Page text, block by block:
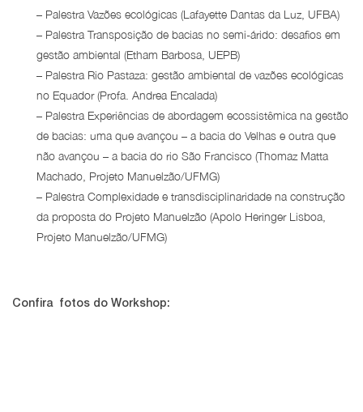
– Palestra Vazões ecológicas (Lafayette Dantas da Luz, UFBA)
– Palestra Transposição de bacias no semi-árido: desafios em
gestão ambiental (Etham Barbosa, UEPB)
– Palestra Rio Pastaza: gestão ambiental de vazões ecológicas
no Equador (Profa. Andrea Encalada)
– Palestra Experiências de abordagem ecossistêmica na gestão
de bacias: uma que avançou – a bacia do Velhas e outra que
não avançou – a bacia do rio São Francisco (Thomaz Matta
Machado, Projeto Manuelzão/UFMG)
– Palestra Complexidade e transdisciplinaridade na construção
da proposta do Projeto Manuelzão (Apolo Heringer Lisboa,
Projeto Manuelzão/UFMG)
Confira fotos do Workshop: